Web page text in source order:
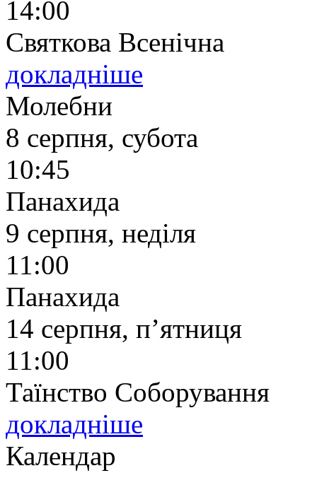
14:00
Святкова Всенічна
докладніше
Молебни
8 серпня, субота
10:45
Панахида
9 серпня, неділя
11:00
Панахида
14 серпня, п’ятниця
11:00
Таїнство Соборування
докладніше
Календар